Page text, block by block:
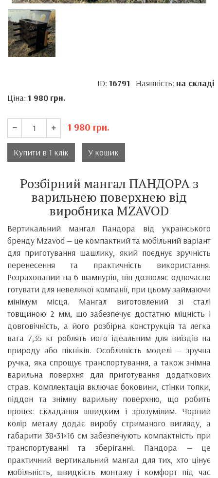
ID: 16791 Наявність: на складі
Ціна: 1 980 грн.
1 980 грн.
Купити в 1 клік У кошик
Розбірний мангал ПАНДОРА з
варильнею поверхнею від
виробника MZAVOD
Вертикальний мангал Пандора від українського
бренду Mzavod — це компактний та мобільний варіант
для приготування шашлику, який поєднує зручність
перенесення та практичність використання.
Розрахований на 6 шампурів, він дозволяє одночасно
готувати для невеликої компанії, при цьому займаючи
мінімум місця. Мангал виготовлений зі сталі
товщиною 2 мм, що забезпечує достатню міцність і
довговічність, а його розбірна конструкція та легка
вага 7,35 кг роблять його ідеальним для виїздів на
природу або пікніків. Особливість моделі — зручна
ручка, яка спрощує транспортування, а також знімна
варильна поверхня для приготування додаткових
страв. Комплектація включає боковини, стінки топки,
піддон та знімну варильну поверхню, що робить
процес складання швидким і зрозумілим. Чорний
колір металу додає виробу стриманого вигляду, а
габарити 38×31×16 см забезпечують компактність при
транспортуванні та зберіганні. Пандора — це
практичний вертикальний мангал для тих, хто цінує
мобільність, швидкість монтажу і комфорт під час